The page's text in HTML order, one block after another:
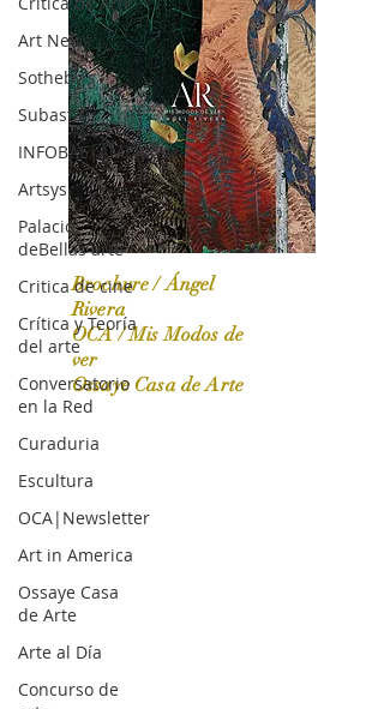
Art News
Sotheby's
Subasta
INFOBAE|AMERICA
Artsys
Palacio
deBellas arte
Critica de cine
Crítica y Teoría
del arte
Conversatorio
en la Red
Curaduria
Escultura
OCA|Newsletter
Art in America
Ossaye Casa
de Arte
Arte al Día
Concurso de
OCA|News 31 / Marzo-Abril / 2024
Brochure / Ángel
Rivera
OCA / Mis Modos de
ver
Ossaye Casa de Arte